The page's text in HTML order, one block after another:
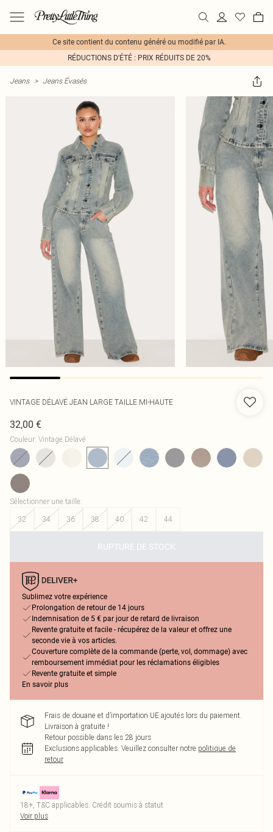
Ce site contient du contenu généré ou modifié par IA.
RÉDUCTIONS D'ÉTÉ : PRIX RÉDUITS DE 20%
Jeans > Jeans Évasés
VINTAGE DÉLAVÉ JEAN LARGE TAILLE MI-HAUTE
32,00 €
Couleur: Vintage Délavé
Sélectionner une taille:
32
34 36 38 40 42 44
RUPTURE DE STOCK
Sublimez votre expérience
Prolongation de retour de 14 jours
Indemnisation de 5 € par jour de retard de livraison
Revente gratuite et facile - récupérez de la valeur et offrez une
seconde vie à vos articles.
Couverture complète de la commande (perte, vol, dommage) avec
remboursement immédiat pour les réclamations éligibles
Revente gratuite et simple
En savoir plus
Frais de douane et d’importation UE ajoutés lors du paiement.
Livraison à gratuite !
Retour possible dans les 28 jours
Exclusions applicables. Veuillez consulter notre politique de
retour
18+, T&C applicables. Crédit soumis à statut
Voir plus